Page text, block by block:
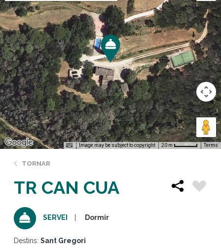
Image may be subject to copyright 20 m Terms
TORNAR
TR CAN CUA
SERVEI Dormir
Destins: Sant Gregori